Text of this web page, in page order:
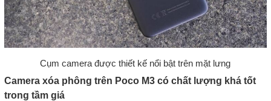
Cụm camera được thiết kế nổi bật trên mặt lưng
Camera xóa phông trên Poco M3 có chất lượng khá tốt
trong tầm giá